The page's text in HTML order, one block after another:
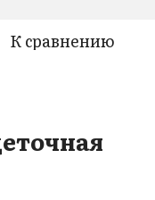
К сравнению